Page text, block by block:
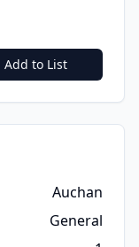
Add to List
Auchan
General